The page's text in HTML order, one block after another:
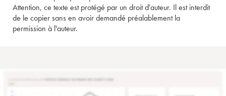
Attention, ce texte est protégé par un droit d'auteur. Il est interdit
de le copier sans en avoir demandé préalablement la
permission à l'auteur.